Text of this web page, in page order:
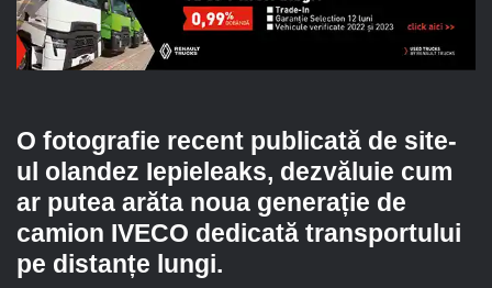
O fotografie recent publicată de site-
ul olandez Iepieleaks, dezvăluie cum
ar putea arăta noua generație de
camion IVECO dedicată transportului
pe distanțe lungi.